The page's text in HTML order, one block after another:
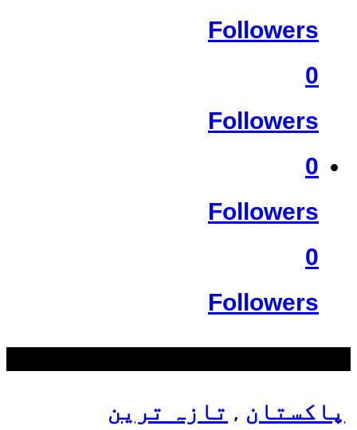
Followers
0
Followers
0
Followers
0
Followers
پاکستان , تازہ ترین